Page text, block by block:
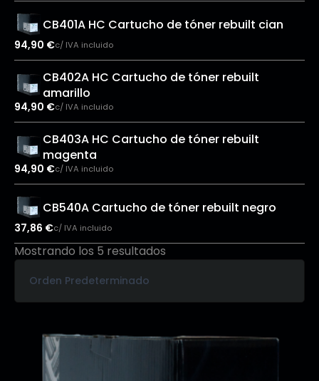
CB401A HC Cartucho de tóner rebuilt cian
94,90 €c/ IVA incluido
CB402A HC Cartucho de tóner rebuilt
amarillo
94,90 €c/ IVA incluido
CB403A HC Cartucho de tóner rebuilt
magenta
94,90 €c/ IVA incluido
CB540A Cartucho de tóner rebuilt negro
37,86 €c/ IVA incluido
Mostrando los 5 resultados